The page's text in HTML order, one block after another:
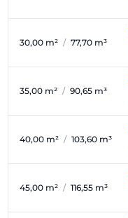
30,00 m² / 77,70 m³
35,00 m² / 90,65 m³
40,00 m² / 103,60 m³
45,00 m² / 116,55 m³